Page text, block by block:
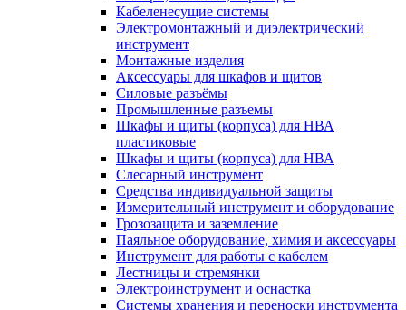
Кабеленесущие системы
Электромонтажный и диэлектрический
инструмент
Монтажные изделия
Аксессуары для шкафов и щитов
Силовые разъёмы
Промышленные разъемы
Шкафы и щиты (корпуса) для НВА
пластиковые
Шкафы и щиты (корпуса) для НВА
Слесарный инструмент
Средства индивидуальной защиты
Измерительный инструмент и оборудование
Грозозащита и заземление
Паяльное оборудование, химия и аксессуары
Инструмент для работы с кабелем
Лестницы и стремянки
Электроинструмент и оснастка
Системы хранения и переноски инструмента